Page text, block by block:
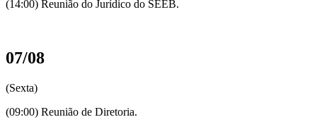
(14:00) Reunião do Jurídico do SEEB.
07/08
(Sexta)
(09:00) Reunião de Diretoria.